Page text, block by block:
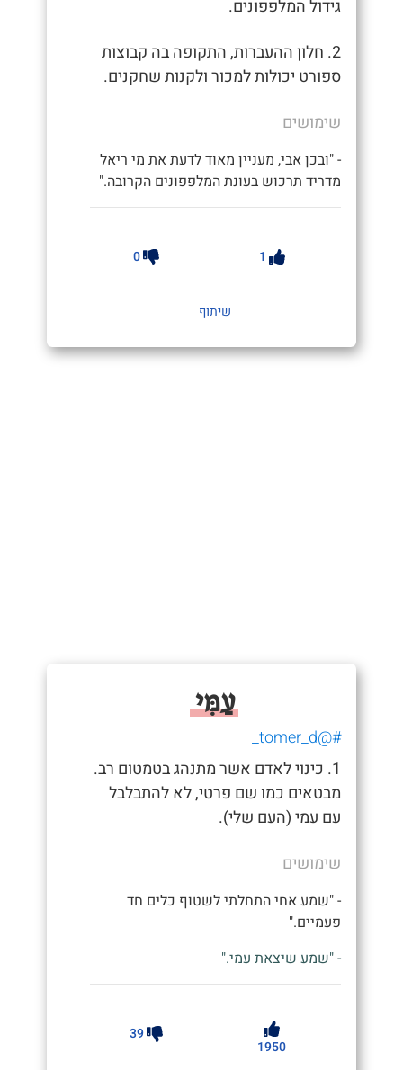
גידול המלפפונים.
2. חלון ההעברות, התקופה בה קבוצות
ספורט יכולות למכור ולקנות שחקנים.
שימושים
- "ובכן אבי, מעניין מאוד לדעת את מי ריאל
מדריד תרכוש בעונת המלפפונים הקרובה."
1
0
שיתוף
עַמִּי
#@tomer_d_
1. כינוי לאדם אשר מתנהג בטמטום רב.
מבטאים כמו שם פרטי, לא להתבלבל
עם עמי (העם שלי).
שימושים
- "שמע אחי התחלתי לשטוף כלים חד
פעמיים."
- "שמע שיצאת עמי."
1950
39